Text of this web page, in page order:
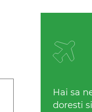
Hai sa
doresti